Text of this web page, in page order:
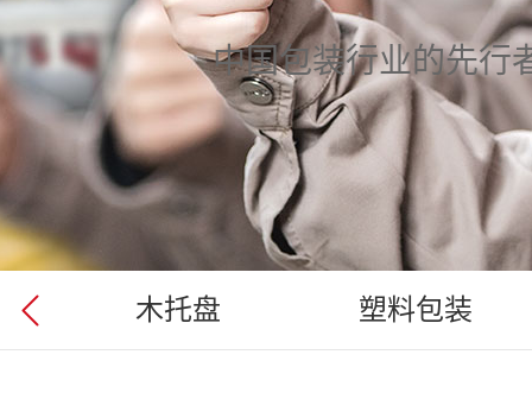
中国包装行业的先行
木托盘 塑料包装